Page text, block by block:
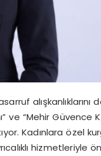
alışkanlıklarını
ve “Mehir Güvence
Kadınlara özel
hizmetleriyle